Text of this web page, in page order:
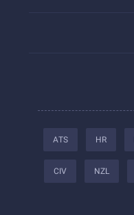
HR
ATS
NZL
CIV